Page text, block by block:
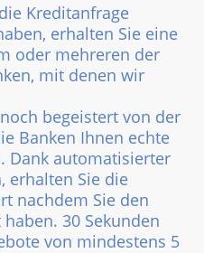
Kreditanfrage
erhalten Sie eine
oder mehreren der
mit denen wir
begeistert von der
Banken Ihnen echte
Dank automatisierter
erhalten Sie die
nachdem Sie den
30 Sekunden
von mindestens 5